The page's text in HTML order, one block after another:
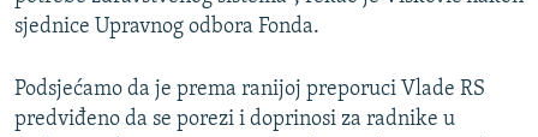
sjednice Upravnog odbora Fonda.
Podsjećamo da je prema ranijoj preporuci Vlade RS
predviđeno da se porezi i doprinosi za radnike u